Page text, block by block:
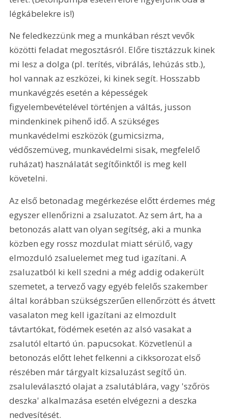
légkábelekre is!)
Ne feledkezzünk meg a munkában részt vevők
közötti feladat megosztásról. Előre tisztázzuk kinek
mi lesz a dolga (pl. terítés, vibrálás, lehúzás stb.),
hol vannak az eszközei, ki kinek segít. Hosszabb
munkavégzés esetén a képességek
figyelembevételével történjen a váltás, jusson
mindenkinek pihenő idő. A szükséges
munkavédelmi eszközök (gumicsizma,
védőszemüveg, munkavédelmi sisak, megfelelő
ruházat) használatát segítőinktől is meg kell
követelni.
Az első betonadag megérkezése előtt érdemes még
egyszer ellenőrizni a zsaluzatot. Az sem árt, ha a
betonozás alatt van olyan segítség, aki a munka
közben egy rossz mozdulat miatt sérülő, vagy
elmozduló zsaluelemet meg tud igazítani. A
zsaluzatból ki kell szedni a még addig odakerült
szemetet, a tervező vagy egyéb felelős szakember
által korábban szükségszerűen ellenőrzött és átvett
vasalaton meg kell igazítani az elmozdult
távtartókat, födémek esetén az alsó vasakat a
zsalutól eltartó ún. papucsokat. Közvetlenül a
betonozás előtt lehet felkenni a cikksorozat első
részében már tárgyalt kizsaluzást segítő ún.
zsaluleválasztó olajat a zsalutáblára, vagy 'szőrös
deszka' alkalmazása esetén elvégezni a deszka
nedvesítését.